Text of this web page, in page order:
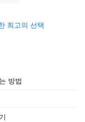
최고의 선택
방법